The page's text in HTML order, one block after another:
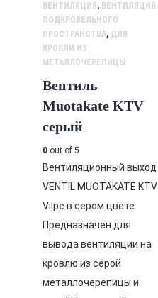
ВЕНТИЛЯЦИЯ , ВЕНТИЛЯЦИЯ
ПОДКРОВЕЛЬНОГО
ПРОСТРАНСТВА, ДЛЯ
КРОВЛИ ИЗ
МЕТАЛЛОЧЕРЕПИЦЫ
Вентиль
Muotakate KTV
серый
0 out of 5
Вентиляционный выход
VENTIL MUOTAKATE KTV
Vilpe в сером цвете.
Предназначен для
вывода вентиляции на
кровлю из серой
металлочерепицы и